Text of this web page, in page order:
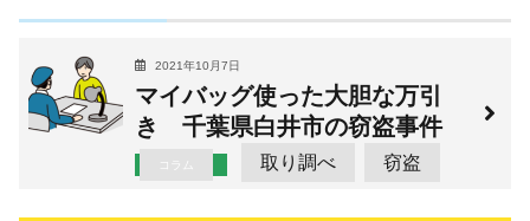
2021年10月7日
マイバッグ使った大胆な万引
き 千葉県白井市の窃盗事件
コラム 取り調べ 窃盗